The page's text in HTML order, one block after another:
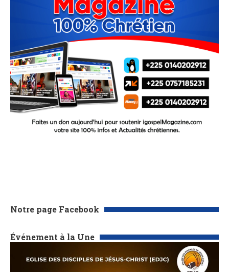
Notre page Facebook
Événement à la Une